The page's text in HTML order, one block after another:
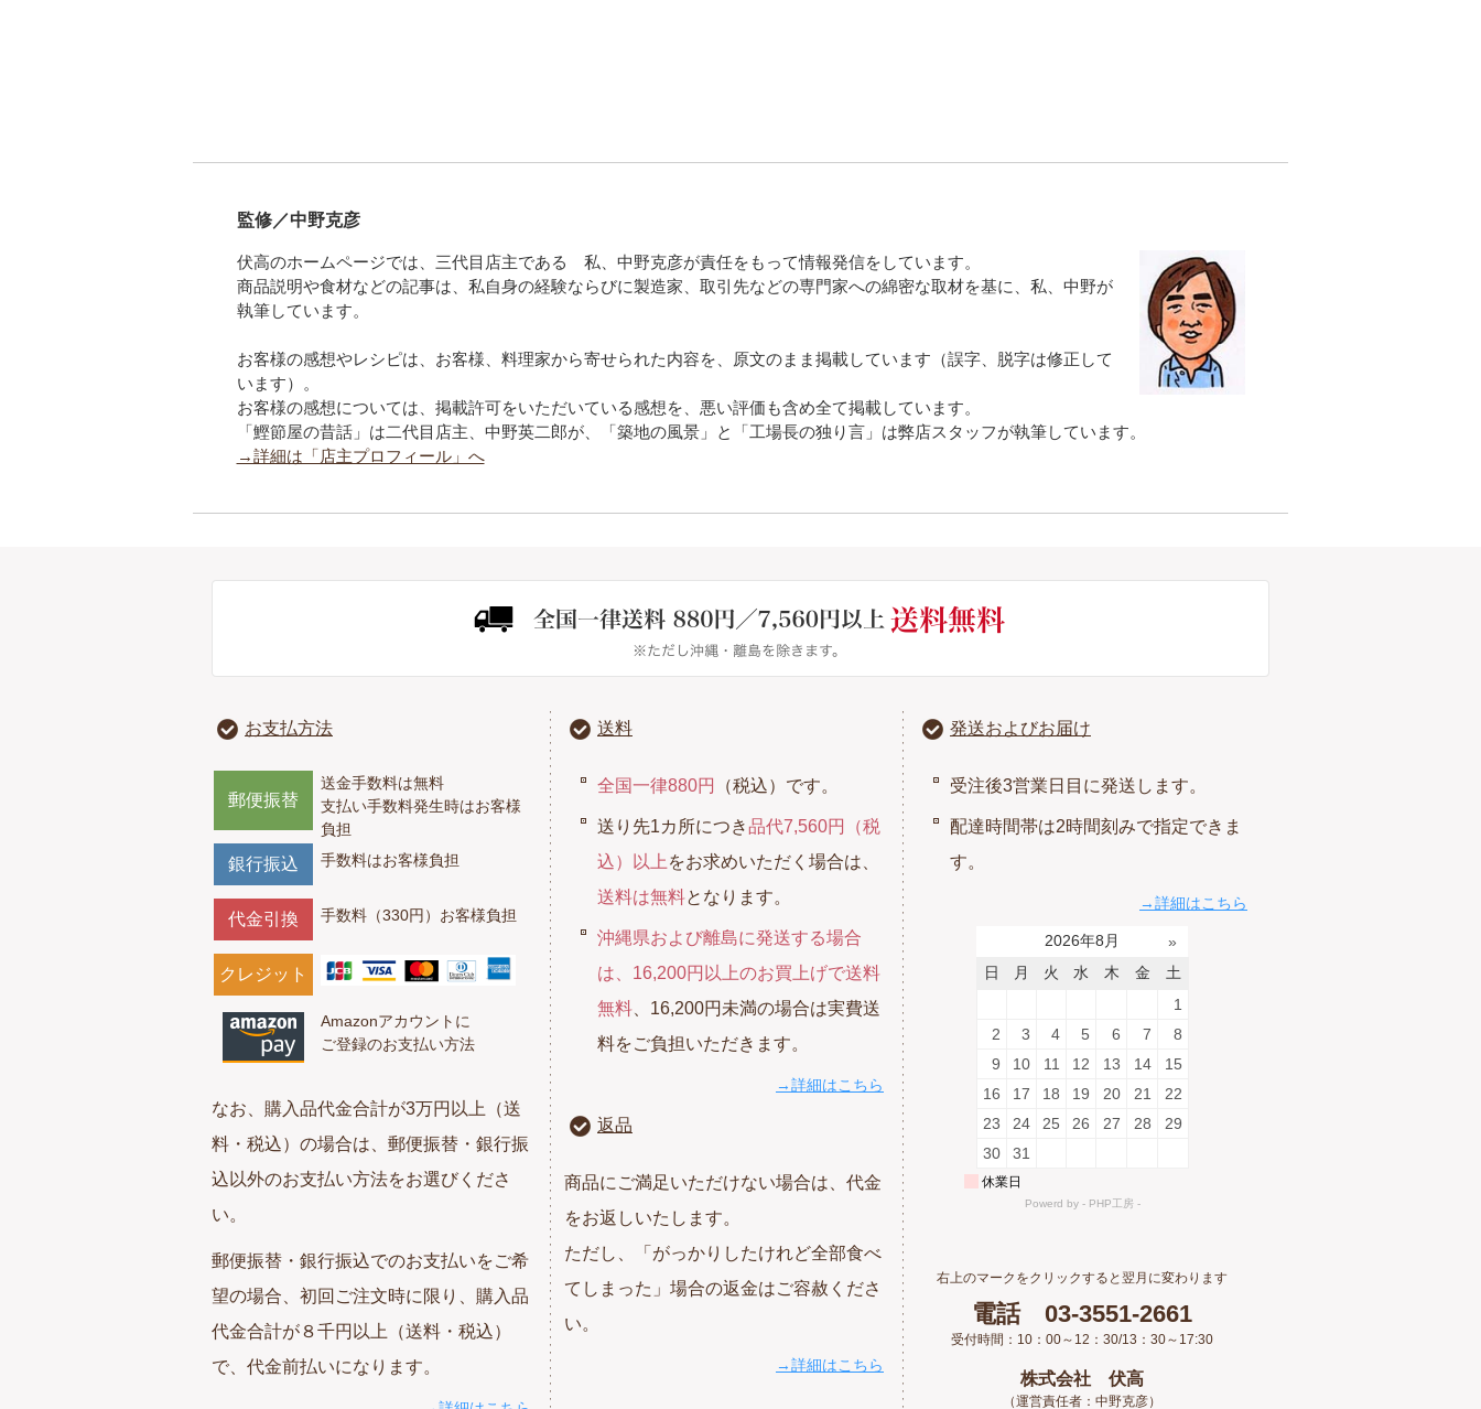
監修／中野克彦
伏高のホームページでは、三代目店主である 私、中野克彦が責任をもって情報発信をしています。
商品説明や食材などの記事は、私自身の経験ならびに製造家、取引先などの専門家への綿密な取材を基に、私、中野が
執筆しています。
お客様の感想やレシピは、お客様、料理家から寄せられた内容を、原文のまま掲載しています（誤字、脱字は修正して
います）。
お客様の感想については、掲載許可をいただいている感想を、悪い評価も含め全て掲載しています。
「鰹節屋の昔話」は二代目店主、中野英二郎が、「築地の風景」と「工場長の独り言」は弊店スタッフが執筆しています。
→詳細は「店主プロフィール」へ
お支払方法
郵便振替
送金手数料は無料
支払い手数料発生時はお客様
負担
銀行振込 手数料はお客様負担
代金引換 手数料（330円）お客様負担
クレジット
Amazonアカウントに
ご登録のお支払い方法
なお、購入品代金合計が3万円以上（送
料・税込）の場合は、郵便振替・銀行振
込以外のお支払い方法をお選びくださ
い。
郵便振替・銀行振込でのお支払いをご希
望の場合、初回ご注文時に限り、購入品
代金合計が８千円以上（送料・税込）
で、代金前払いになります。
送料
全国一律880円 （税込）です。
送り先1カ所につき品代7,560円（税
込）以上 をお求めいただく場合は、
送料は無料となります。
沖縄県および離島に発送する場合
は、16,200円以上のお買上げで送料
無料 、16,200円未満の場合は実費送
料をご負担いただきます。
→詳細はこちら
返品
商品にご満足いただけない場合は、代金
をお返しいたします。
ただし、「がっかりしたけれど全部食べ
てしまった」場合の返金はご容赦くださ
い。
→詳細はこちら
発送およびお届け
受注後3営業日目に発送します。
配達時間帯は2時間刻みで指定できま
す。
→詳細はこちら
右上のマークをクリックすると翌月に変わります
電話 03-3551-2661
受付時間：10：00～12：30/13：30～17:30
株式会社 伏高
（運営責任者：中野克彦）